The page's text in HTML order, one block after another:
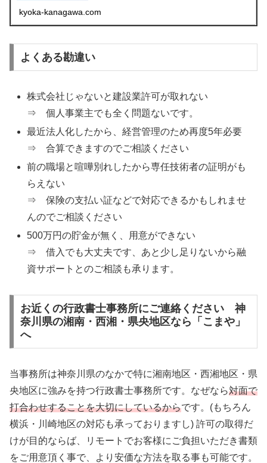
kyoka-kanagawa.com
よくある勘違い
株式会社じゃないと建設業許可が取れない
⇒ 個人事業主でも全く問題ないです。
最近法人化したから、経営管理のため再度5年必要
⇒ 合算できますのでご相談ください
前の職場と喧嘩別れしたから専任技術者の証明がも
らえない
⇒ 保険の支払い証などで対応できるかもしれませ
んのでご相談ください
500万円の貯金が無く、用意ができない
⇒ 借入でも大丈夫です、あと少し足りないから融
資サポートとのご相談も承ります。
お近くの行政書士事務所にご連絡ください 神
奈川県の湘南・西湘・県央地区なら「こまや」
へ
当事務所は神奈川県のなかで特に湘南地区・西湘地区・県
央地区に強みを持つ行政書士事務所です。なぜなら対面で
打合わせすることを大切にしているからです。(もちろん
横浜・川崎地区の対応も承っておりますし) 許可の取得だ
けが目的ならば、リモートでお客様にご負担いただき書類
をご用意頂く事で、より安価な方法を取る事も可能です。